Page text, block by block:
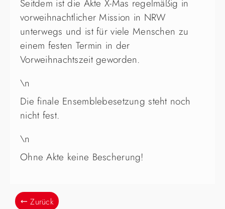
Seitdem ist die Akte X-Mas regelmäßig in
vorweihnachtlicher Mission in NRW
unterwegs und ist für viele Menschen zu
einem festen Termin in der
Vorweihnachtszeit geworden.
\n
Die finale Ensemblebesetzung steht noch
nicht fest.
\n
Ohne Akte keine Bescherung!
Zurück